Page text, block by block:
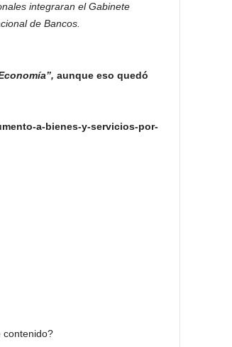
integraran el Gabinete
de Bancos.
aunque eso quedó
a-bienes-y-servicios-por-
contenido?